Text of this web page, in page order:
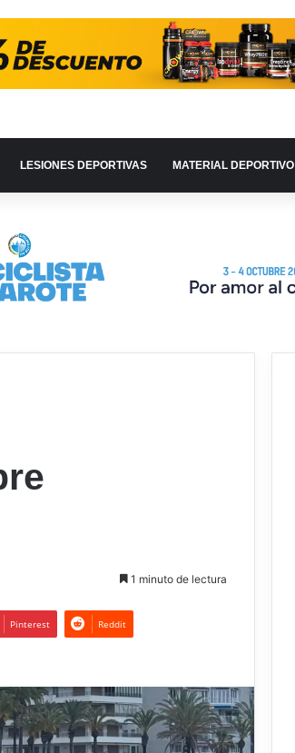
LESIONES DEPORTIVAS MATERIAL DEPORTIVO
1 minuto de lectura
Pinterest Reddit